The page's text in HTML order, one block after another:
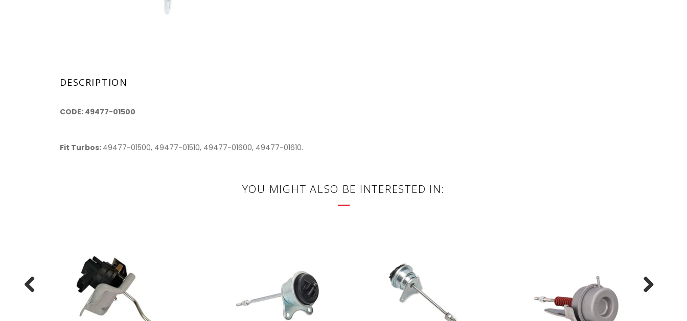
DESCRIPTION
CODE: 49477-01500
Fit Turbos: 49477-01500, 49477-01510, 49477-01600, 49477-01610.
YOU MIGHT ALSO BE INTERESTED IN: